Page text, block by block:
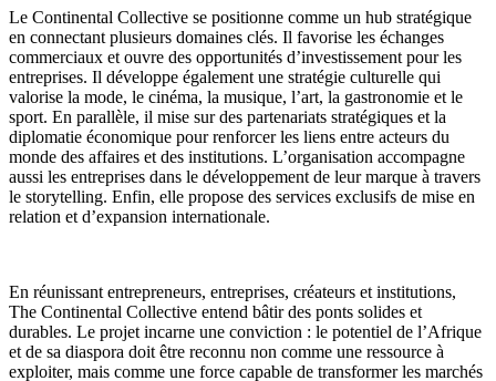
Le Continental Collective se positionne comme un hub stratégique
en connectant plusieurs domaines clés. Il favorise les échanges
commerciaux et ouvre des opportunités d’investissement pour les
entreprises. Il développe également une stratégie culturelle qui
valorise la mode, le cinéma, la musique, l’art, la gastronomie et le
sport. En parallèle, il mise sur des partenariats stratégiques et la
diplomatie économique pour renforcer les liens entre acteurs du
monde des affaires et des institutions. L’organisation accompagne
aussi les entreprises dans le développement de leur marque à travers
le storytelling. Enfin, elle propose des services exclusifs de mise en
relation et d’expansion internationale.
En réunissant entrepreneurs, entreprises, créateurs et institutions,
The Continental Collective entend bâtir des ponts solides et
durables. Le projet incarne une conviction : le potentiel de l’Afrique
et de sa diaspora doit être reconnu non comme une ressource à
exploiter, mais comme une force capable de transformer les marchés